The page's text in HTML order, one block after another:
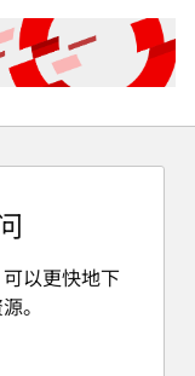
以更快地下
。